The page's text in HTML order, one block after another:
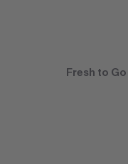
Fresh to